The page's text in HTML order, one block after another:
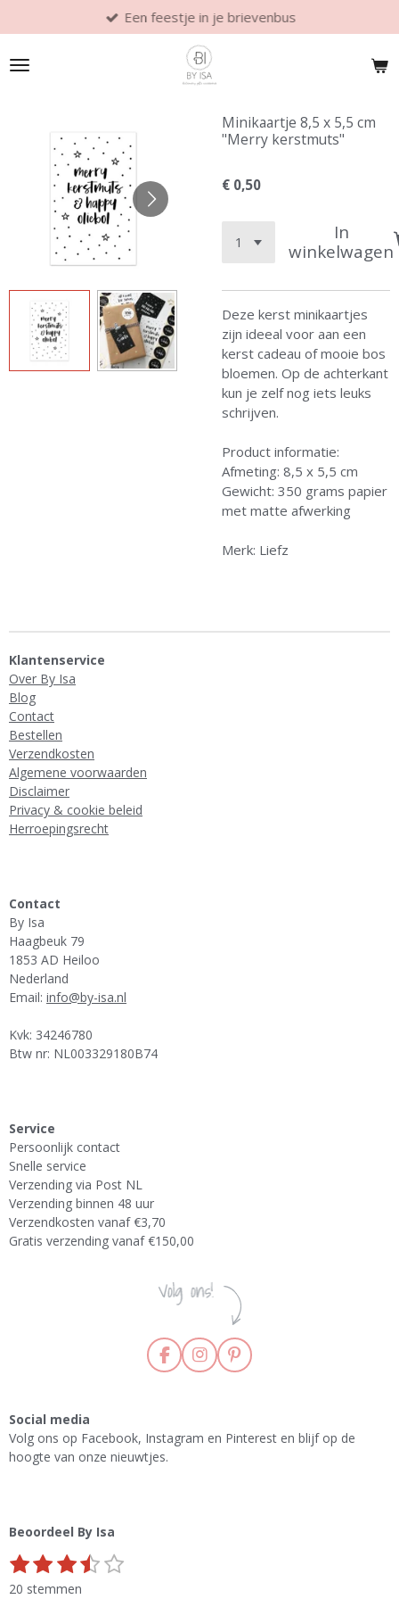
direct
naar
de
Een feestje in je brievenbus
Minikaartje 8,5 x 5,5 cm
"Merry kerstmuts"
€ 0,50
In
winkelwagen
Deze kerst minikaartjes
zijn ideeal voor aan een
kerst cadeau of mooie bos
bloemen. Op de achterkant
kun je zelf nog iets leuks
schrijven.
Product informatie:
Afmeting: 8,5 x 5,5 cm
Gewicht: 350 grams papier
met matte afwerking
Merk: Liefz
Klantenservice
Over By Isa
Blog
Contact
Bestellen
Verzendkosten
Algemene voorwaarden
Disclaimer
Privacy & cookie beleid
Herroepingsrecht
Contact
By Isa
Haagbeuk 79
1853 AD Heiloo
Nederland
Email: info@by-isa.nl
Kvk: 34246780
Btw nr: NL003329180B74
Service
Persoonlijk contact
Snelle service
Verzending via Post NL
Verzending binnen 48 uur
Verzendkosten vanaf €3,70
Gratis verzending vanaf €150,00
F
a
o
o
I
n
g
P
i
r
Social media
Volg ons op Facebook, Instagram en Pinterest en blijf op de
hoogte van onze nieuwtjes.
Beoordeel By Isa
R
a
1
s
2
s
3
s
4
s
5 S
20 stemmen